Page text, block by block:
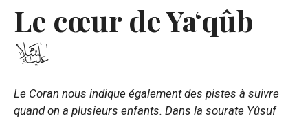
Le cœur de Ya‘qûb
Le Coran nous indique également des pistes à suivre
quand on a plusieurs enfants. Dans la sourate Yûsuf